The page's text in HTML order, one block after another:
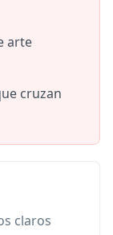
arte
cruzan
claros